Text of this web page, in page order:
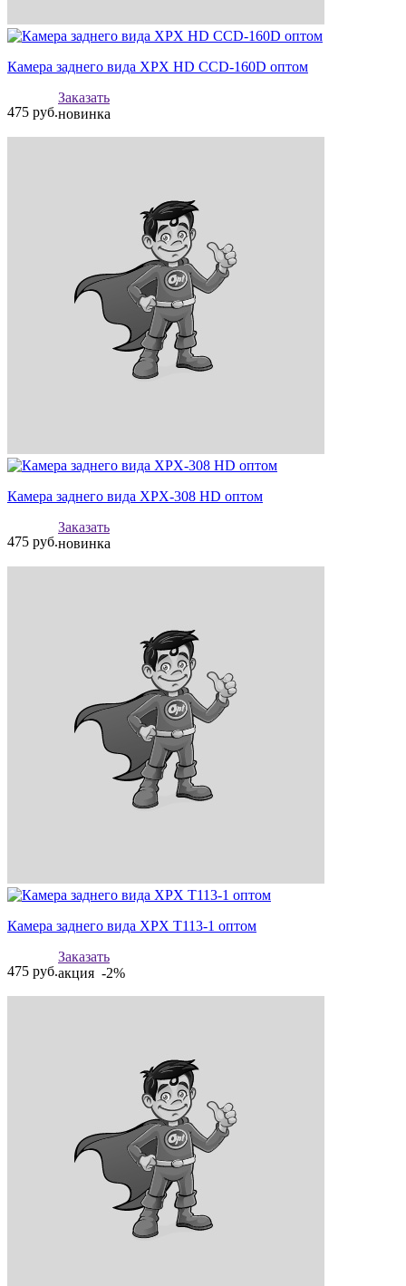
Камера заднего вида XPX HD CCD-160D оптом
475 руб.
Заказать
новинка
Камера заднего вида XPX-308 HD оптом
475 руб.
Заказать
новинка
Камера заднего вида XPX T113-1 оптом
475 руб.
Заказать
акция -2%